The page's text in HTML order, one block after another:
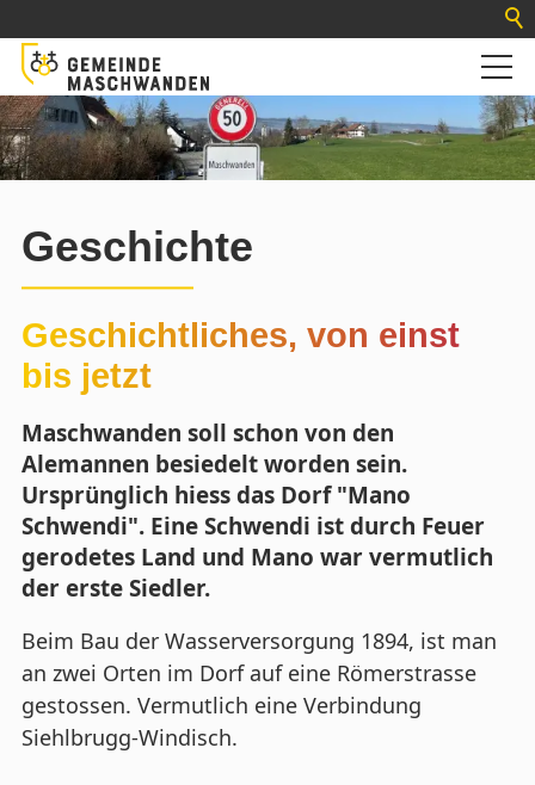
Geschichte
Geschichtliches, von einst
bis jetzt
Maschwanden soll schon von den
Alemannen besiedelt worden sein.
Ursprünglich hiess das Dorf "Mano
Schwendi". Eine Schwendi ist durch Feuer
gerodetes Land und Mano war vermutlich
der erste Siedler.
Beim Bau der Wasserversorgung 1894, ist man
an zwei Orten im Dorf auf eine Römerstrasse
gestossen. Vermutlich eine Verbindung
Siehlbrugg-Windisch.